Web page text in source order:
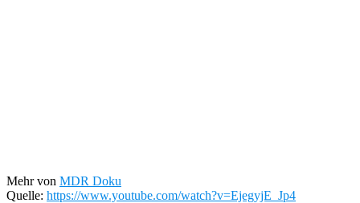
Mehr von MDR Doku
Quelle: https://www.youtube.com/watch?v=EjegyjE_Jp4